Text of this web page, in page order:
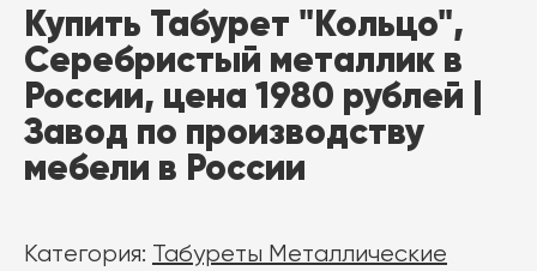
Купить Табурет "Кольцо",
Серебристый металлик в
России, цена 1980 рублей |
Завод по производству
мебели в России
Категория: Табуреты Металлические